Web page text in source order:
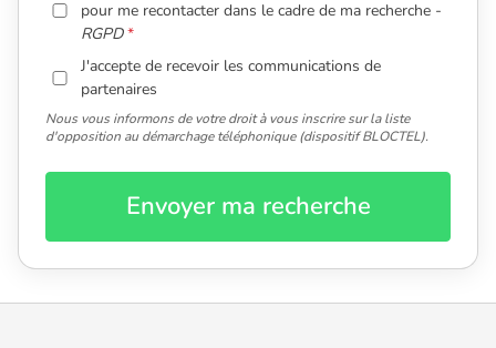
pour me recontacter dans le cadre de ma recherche -
RGPD
J'accepte de recevoir les communications de
partenaires
Nous vous informons de votre droit à vous inscrire sur la liste
d'opposition au démarchage téléphonique (dispositif BLOCTEL).
Envoyer ma recherche